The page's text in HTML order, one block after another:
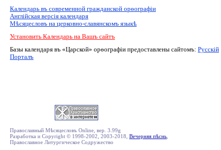
Календарь въ современной гражданской орѳографiи
Англiйская версiя календаря
Мѣсяцесловъ на церковно-славянскомъ языкѣ
Установить Календарь на Вашъ сайтъ
Базы календаря въ «Царской» орѳографiи предоставлены сайтомъ: Русскiй
Порталъ
Православный Мѣсяцесловъ Online, вер. 3.99g
Разработка и Copyright © 1998-2002, 2003-2018, Вечерняя пѣснь
Православное Литургическое Содружество